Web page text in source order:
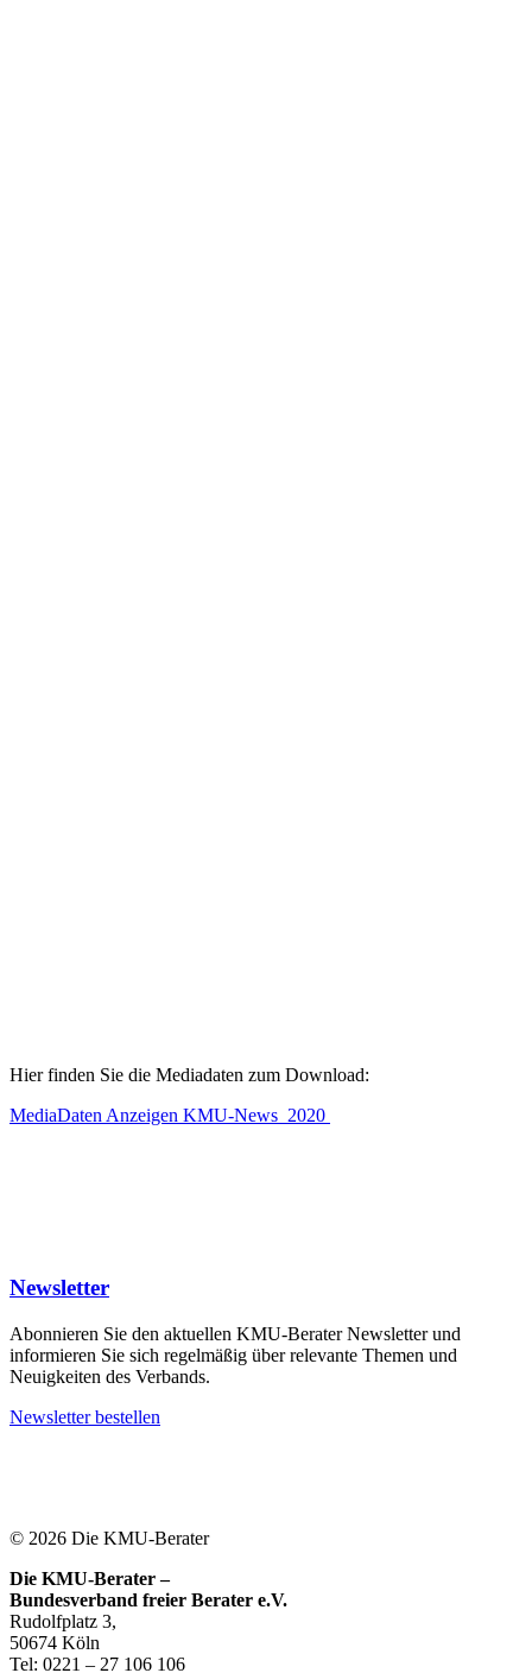
Hier finden Sie die Mediadaten zum Download:
MediaDaten Anzeigen KMU-News_2020
Newsletter
Abonnieren Sie den aktuellen KMU-Berater Newsletter und
informieren Sie sich regelmäßig über relevante Themen und
Neuigkeiten des Verbands.
Newsletter bestellen
© 2026 Die KMU-Berater
Die KMU-Berater –
Bundesverband freier Berater e.V.
Rudolfplatz 3,
50674 Köln
Tel: 0221 – 27 106 106